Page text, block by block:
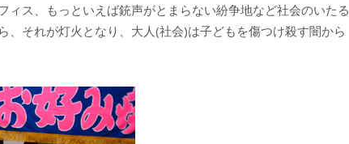
ィス、もっといえば銃声がとまらない紛争地など社会のいたる
、それが灯火となり、大人(社会)は子どもを傷つけ殺す闇から